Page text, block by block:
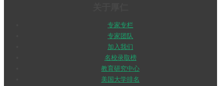
专家专栏
专家团队
加入我们
名校录取榜
教育研究中心
美国大学排名